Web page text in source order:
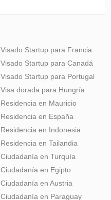
Visado Startup para Francia
Visado Startup para Canadá
Visado Startup para Portugal
Visa dorada para Hungría
Residencia en Mauricio
Residencia en España
Residencia en Indonesia
Residencia en Tailandia
Ciudadanía en Turquía
Ciudadanía en Egipto
Ciudadanía en Austria
Ciudadanía en Paraguay